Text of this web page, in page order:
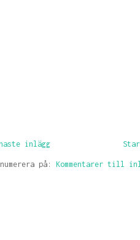
inlägg
på: Kommentarer till